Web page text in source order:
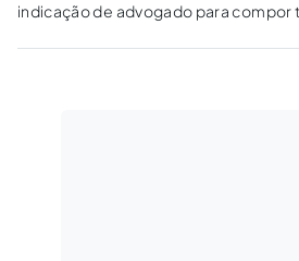
indicação de advogado para compor
introduzida no sistema jurídico